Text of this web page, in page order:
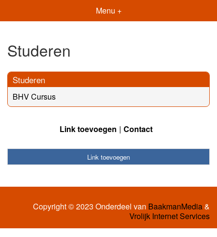
Menu +
Studeren
Studeren
BHV Cursus
Link toevoegen Contact
Link toevoegen
Copyright © 2023 Onderdeel van BaakmanMedia&
Vrolijk Internet Services